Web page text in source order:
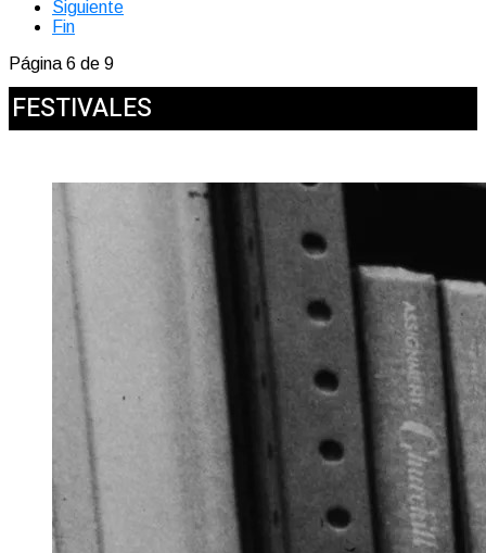
Siguiente
Fin
Página 6 de 9
FESTIVALES